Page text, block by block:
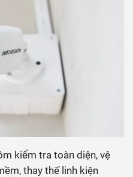
kiểm tra toàn diện, vệ
thay thế linh kiện